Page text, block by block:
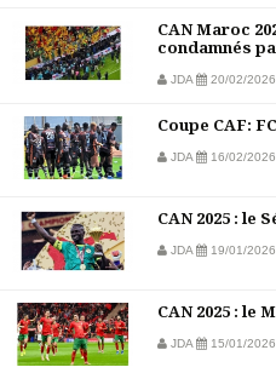
CAN Maroc
condamnés
JDA 20/02/2026
Coupe CAF:
JDA 16/02/2026
CAN 2025 : le
JDA 19/01/2026
CAN 2025 : le
JDA 15/01/2026